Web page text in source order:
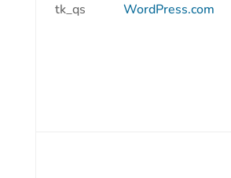
tk_qs WordPress.com